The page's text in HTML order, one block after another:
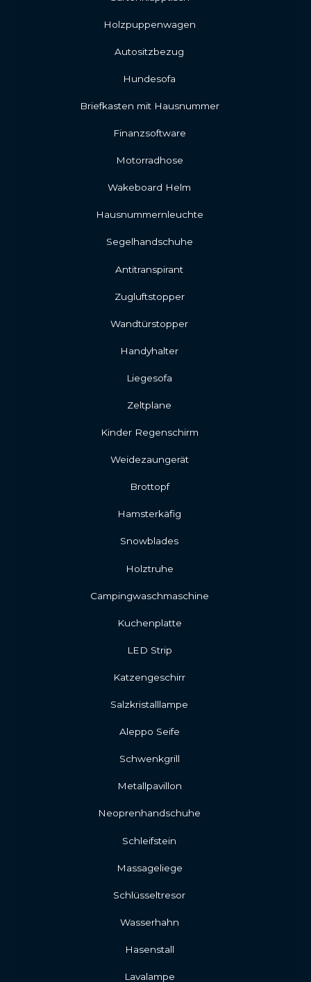
Holzpuppenwagen
Autositzbezug
Hundesofa
Briefkasten mit Hausnummer
Finanzsoftware
Motorradhose
Wakeboard Helm
Hausnummernleuchte
Segelhandschuhe
Antitranspirant
Zugluftstopper
Wandtürstopper
Handyhalter
Liegesofa
Zeltplane
Kinder Regenschirm
Weidezaungerät
Brottopf
Hamsterkäfig
Snowblades
Holztruhe
Campingwaschmaschine
Kuchenplatte
LED Strip
Katzengeschirr
Salzkristalllampe
Aleppo Seife
Schwenkgrill
Metallpavillon
Neoprenhandschuhe
Schleifstein
Massageliege
Schlüsseltresor
Wasserhahn
Hasenstall
Lavalampe